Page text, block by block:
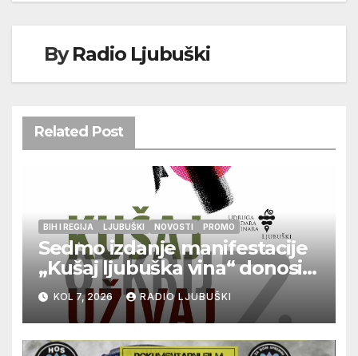
ByRadio Ljubuški
Related Post
BIH I REGIJA LJUBUŠKI NOVOSTI PROMO
Sedmo izdanje manifestacije
„Kušaj ljubuška vina“ donosi
vrhunska vina, gastronomiju i
glazbu
KOL 7, 2026 RADIO LJUBUŠKI